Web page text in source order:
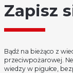
Zapisz
Bądź na bieżąco z
przeciwpożarowej.
wiedzy w pigułce,